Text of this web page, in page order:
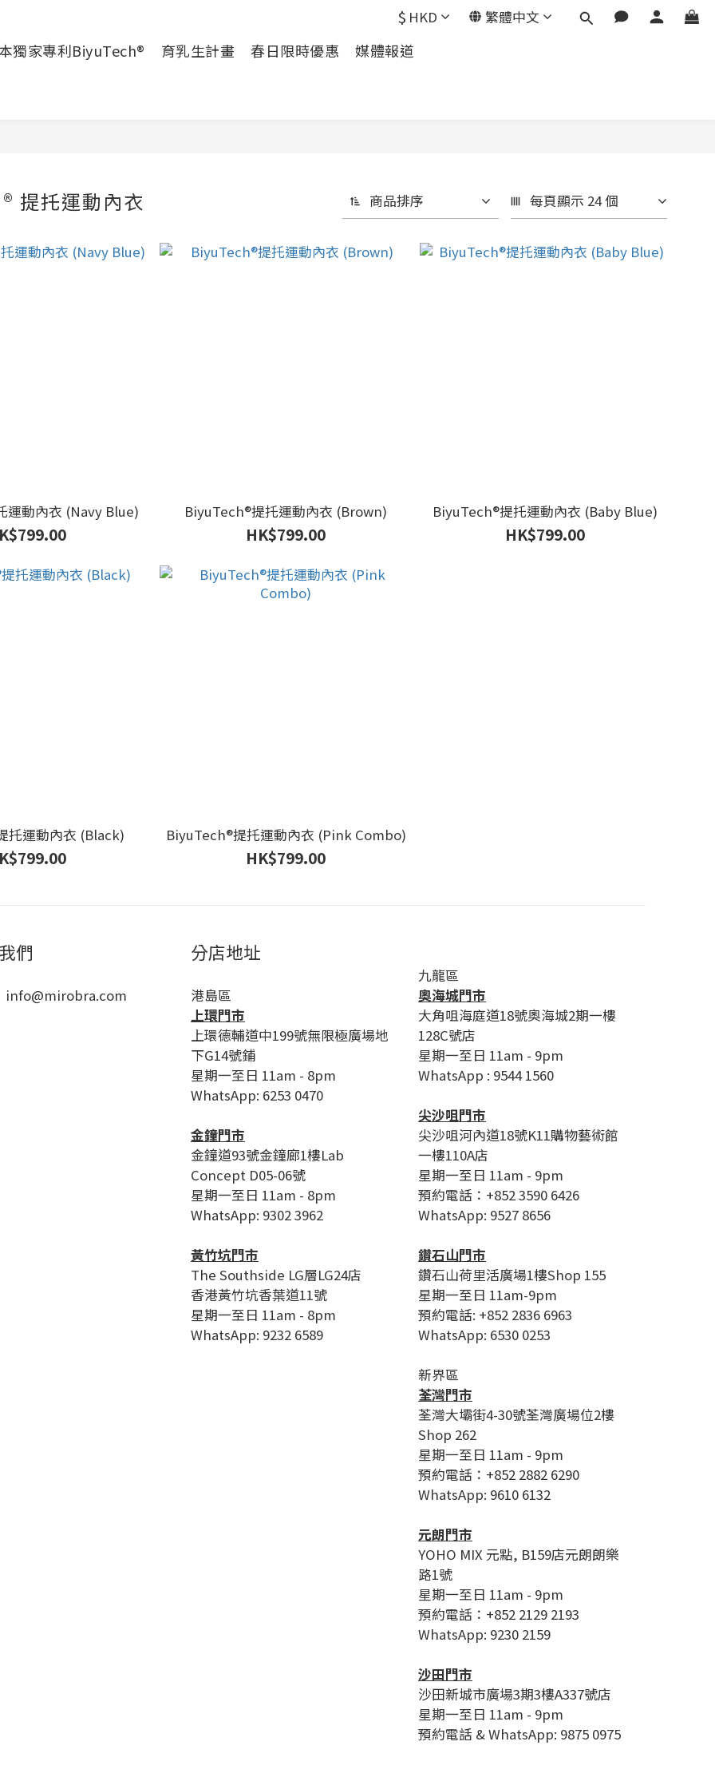
$ HKD 繁體中文
獨家專利BiyuTech® 育乳生計畫 春日限時優惠 媒體報道
提托運動內衣 商品排序 每頁顯示 24 個
運動內衣 (Navy Blue) BiyuTech®️提托運動內衣 (Brown)
HK$799.00
BiyuTech®️提托運動內衣 (Baby Blue)
HK$799.00
托運動內衣 (Black) BiyuTech®️提托運動內衣 (Pink Combo)
HK$799.00
們
info@mirobra.com
分店地址
港島區
上環門市
上環德輔道中199號無限極廣場地
下G14號鋪
星期一至日 11am - 8pm
WhatsApp: 6253 0470
金鐘門市
金鐘道93號金鐘廊1樓Lab
Concept D05-06號
星期一至日 11am - 8pm
WhatsApp: 9302 3962
黃竹坑門市
The Southside LG層LG24店
香港黃竹坑香葉道11號
星期一至日 11am - 8pm
WhatsApp: 9232 6589
九龍區
奧海城門市
大角咀海庭道18號奧海城2期一樓
128C號店
星期一至日 11am - 9pm
WhatsApp : 9544 1560
尖沙咀門市
尖沙咀河內道18號K11購物藝術館
一樓110A店
星期一至日 11am - 9pm
預約電話：+852 3590 6426
WhatsApp: 9527 8656
鑽石山門市
鑽石山荷里活廣場1樓Shop 155
星期一至日 11am-9pm
預約電話: +852 2836 6963
WhatsApp: 6530 0253
新界區
荃灣門市
荃灣大壩街4-30號荃灣廣場位2樓
Shop 262
星期一至日 11am - 9pm
預約電話：+852 2882 6290
WhatsApp: 9610 6132
元朗門市
YOHO MIX 元點, B159店元朗朗樂
路1號
星期一至日 11am - 9pm
預約電話：+852 2129 2193
WhatsApp: 9230 2159
沙田門市
沙田新城市廣場3期3樓A337號店
星期一至日 11am - 9pm
預約電話 & WhatsApp: 9875 0975